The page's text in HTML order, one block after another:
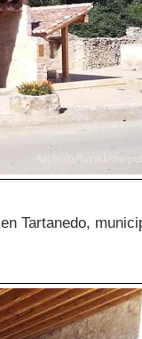
Tartanedo,